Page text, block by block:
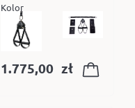
Kolor
1.775,00 zł